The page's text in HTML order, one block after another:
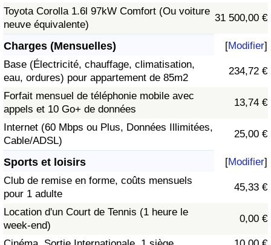
Toyota Corolla 1.6l 97kW Comfort (Ou voiture
neuve équivalente)
31 500,00 €
Charges (Mensuelles) [Modifier]
Base (Électricité, chauffage, climatisation,
eau, ordures) pour appartement de 85m2
234,72 €
Forfait mensuel de téléphonie mobile avec
appels et 10 Go+ de données
13,74 €
Internet (60 Mbps ou Plus, Données Illimitées,
Cable/ADSL)
25,00 €
Sports et loisirs [Modifier]
Club de remise en forme, coûts mensuels
pour 1 adulte
45,33 €
Location d'un Court de Tennis (1 heure le
week-end)
0,00 €